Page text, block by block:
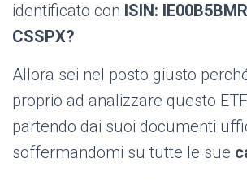
identificato con ISIN:
CSSPX?
Allora sei nel posto giusto
proprio ad analizzare questo
partendo dai suoi documenti
soffermandomi su tutte le sue